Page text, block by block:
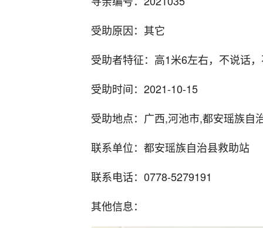
受助原因：其它
受助者特征：高1米6左右，不说话
受助时间：2021-10-15
受助地点：广西,河池市,都安瑶族自
联系单位：都安瑶族自治县救助站
联系电话：0778-5279191
其他信息：